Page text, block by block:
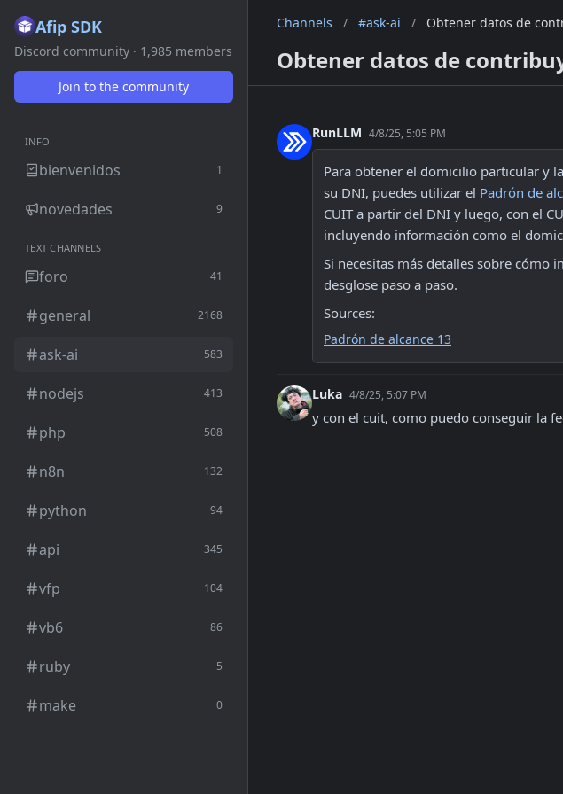
Afip SDK
Discord community · 1,985 members
Join to the community
INFO
bienvenidos 1
novedades 9
TEXT CHANNELS
foro 41
general 2168
ask-ai 583
nodejs 413
php 508
n8n 132
python 94
api 345
vfp 104
vb6 86
ruby 5
make 0
Channels / #ask-ai / Obtener datos de
Obtener datos de
RunLLM 4/8/25, 5:05 PM
Para obtener el domicilio particular y
su DNI, puedes utilizar el Padrón de
CUIT a partir del DNI y luego, con el
incluyendo información como el
Si necesitas más detalles sobre cómo
desglose paso a paso.
Sources:
Padrón de alcance 13
Luka 4/8/25, 5:07 PM
y con el cuit, como puedo conseguir la